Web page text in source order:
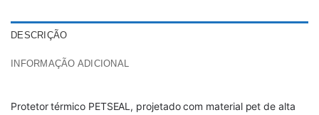
DESCRIÇÃO
INFORMAÇÃO ADICIONAL
Protetor térmico PETSEAL, projetado com material pet de alta